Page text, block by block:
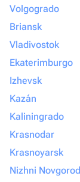
Volgogrado
Briansk
Vladivostok
Ekaterimburgo
Izhevsk
Kazán
Kaliningrado
Krasnodar
Krasnoyarsk
Nizhni Novgorod